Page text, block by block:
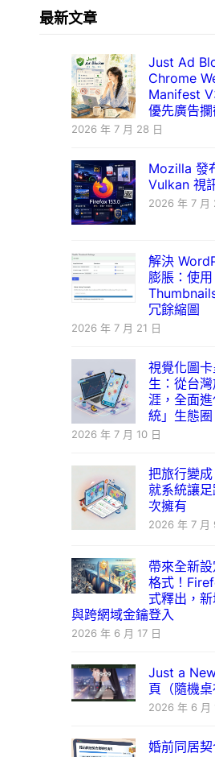
最新文章
Just Ad
Chrome
Manifest
優先廣告
2026 年 7 月 28 日
Mozilla 發
Vulkan 視
2026 年 7 月
解決
膨脹：使
冗餘縮圖
2026 年 7 月 21 日
視覺化圖
生：從台
涯，全面
統」生態圈
2026 年 7 月 10 日
把旅行變
就系統讓
次擁有
2026 年 7 月
帶來全新
格式！
式釋出，
與跨網域金鑰登入
2026 年 6 月 17 日
Just a
頁（隨機桌
2026 年 6 月
婚前同居